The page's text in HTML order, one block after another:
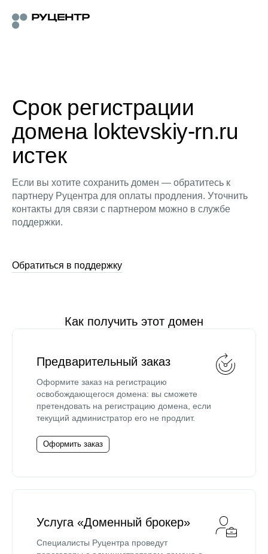
Срок регистрации
домена loktevskiy-rn.ru
истек
Если вы хотите сохранить домен — обратитесь к
партнеру Руцентра для оплаты продления. Уточнить
контакты для связи с партнером можно в службе
поддержки.
Обратиться в поддержку
Как получить этот домен
Предварительный заказ
Оформите заказ на регистрацию
освобождающегося домена: вы сможете
претендовать на регистрацию домена, если
текущий администратор его не продлит.
Оформить заказ
Услуга «Доменный брокер»
Специалисты Руцентра проведут